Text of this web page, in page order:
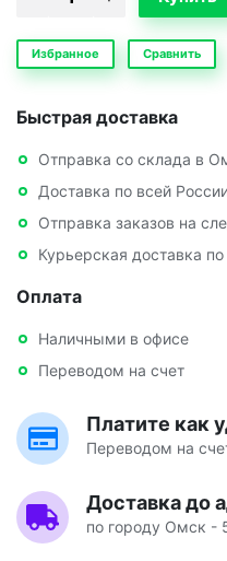
Избранное Сравнить
Быстрая доставка
Отправка со склада в
Доставка по всей
Отправка заказов на
Курьерская доставка
Оплата
Наличными в офисе
Переводом на счет
Платите как
Переводом на
Доставка до
по городу Омск -